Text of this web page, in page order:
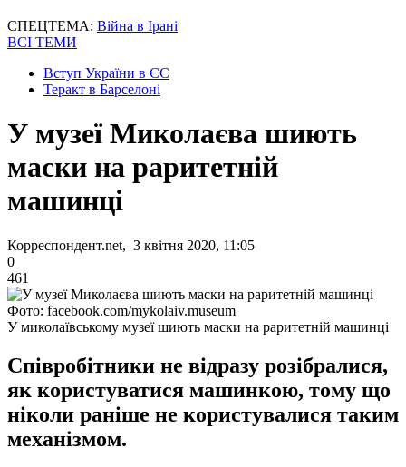
СПЕЦТЕМА: Війна в Ірані
ВСІ ТЕМИ
Вступ України в ЄС
Теракт в Барселоні
У музеї Миколаєва шиють
маски на раритетній
машинці
Корреспондент.net, 3 квітня 2020, 11:05
0
461
Фото: facebook.com/mykolaiv.museum
У миколаївському музеї шиють маски на раритетній машинці
Співробітники не відразу розібралися,
як користуватися машинкою, тому що
ніколи раніше не користувалися таким
механізмом.